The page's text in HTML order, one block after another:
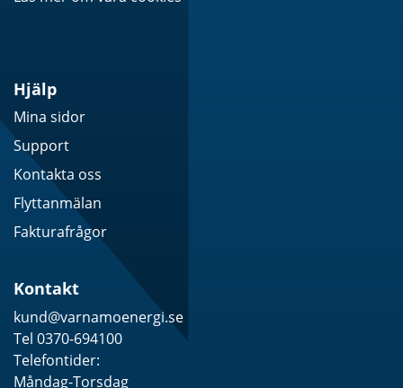
Hjälp
Mina sidor
Support
Kontakta oss
Flyttanmälan
Fakturafrågor
Kontakt
kund@varnamoenergi.se
Tel 0370-694100
Telefontider:
Måndag-Torsdag